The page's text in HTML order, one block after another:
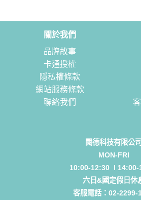
關於我們
品牌故事
卡通授權
隱私權條款
網站服務條款
聯絡我們
閱德科技有限公司
MON-FRI
10:00-12:30 l 14:00-
六日&國定假日休
客服電話： 02-2299-